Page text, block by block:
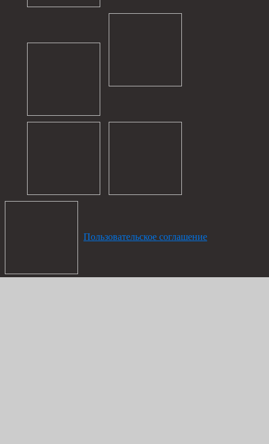
Пользовательское соглашение